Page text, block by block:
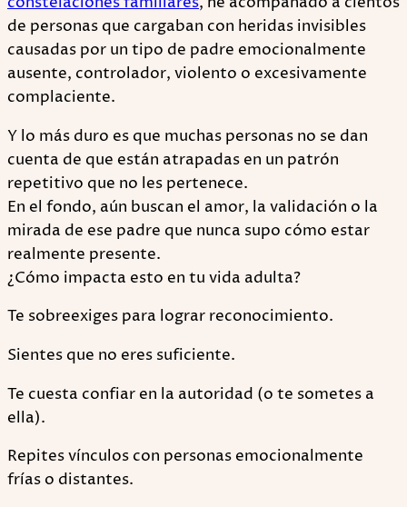
de personas que cargaban con heridas invisibles
causadas por un tipo de padre emocionalmente
ausente, controlador, violento o excesivamente
complaciente.
Y lo más duro es que muchas personas no se dan
cuenta de que están atrapadas en un patrón
repetitivo que no les pertenece.
En el fondo, aún buscan el amor, la validación o la
mirada de ese padre que nunca supo cómo estar
realmente presente.
¿Cómo impacta esto en tu vida adulta?
Te sobreexiges para lograr reconocimiento.
Sientes que no eres suficiente.
Te cuesta confiar en la autoridad (o te sometes a
ella).
Repites vínculos con personas emocionalmente
frías o distantes.